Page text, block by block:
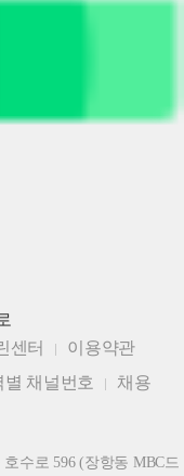
센터
이용약관
별 채널번호
채용
수로 596 (장항동 MBC드